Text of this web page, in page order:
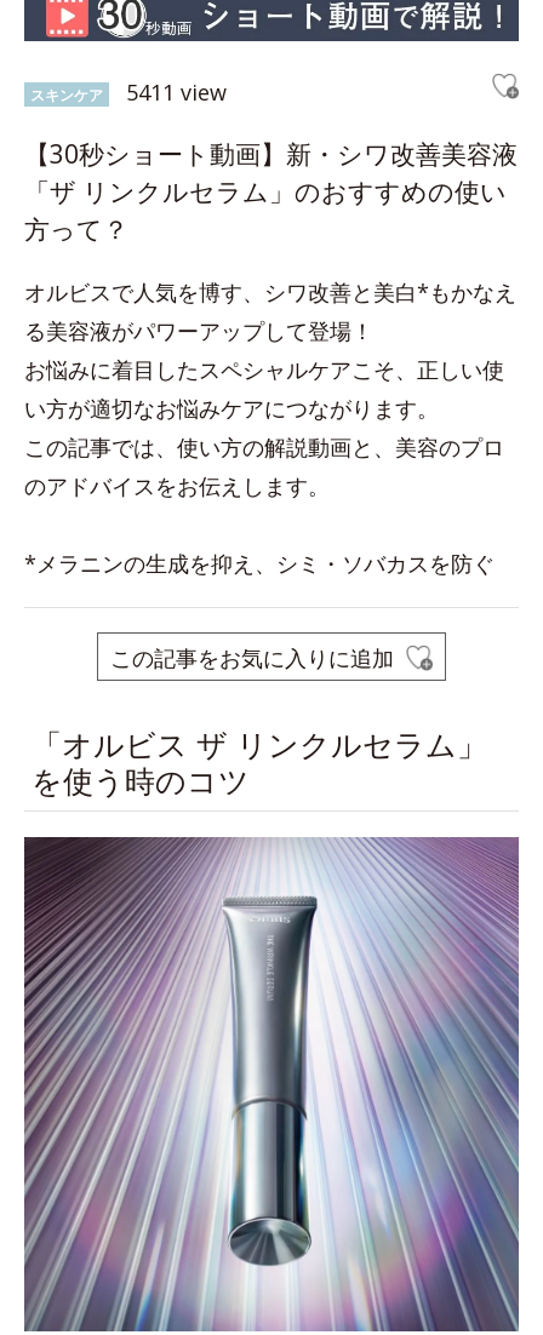
スキンケア 5411 view
【30秒ショート動画】新・シワ改善美容液
「ザ リンクルセラム」のおすすめの使い
方って？
オルビスで人気を博す、シワ改善と美白*もかなえ
る美容液がパワーアップして登場！
お悩みに着目したスペシャルケアこそ、正しい使
い方が適切なお悩みケアにつながります。
この記事では、使い方の解説動画と、美容のプロ
のアドバイスをお伝えします。
*メラニンの生成を抑え、シミ・ソバカスを防ぐ
この記事をお気に入りに追加
「オルビス ザ リンクルセラム」
を使う時のコツ